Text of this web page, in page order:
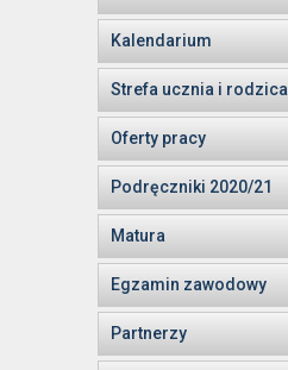
Kalendarium
Strefa ucznia i rodzica
Oferty pracy
Podręczniki 2020/21
Matura
Egzamin zawodowy
Partnerzy